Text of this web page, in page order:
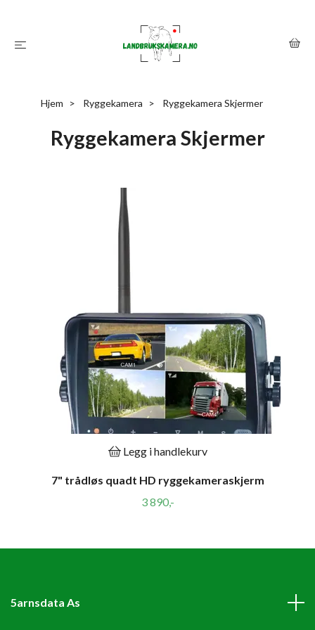
Hjem Ryggekamera Ryggekamera Skjermer
Ryggekamera Skjermer
Legg i handlekurv
7" trådløs quadt HD ryggekameraskjerm
3 890,-
5arnsdata As